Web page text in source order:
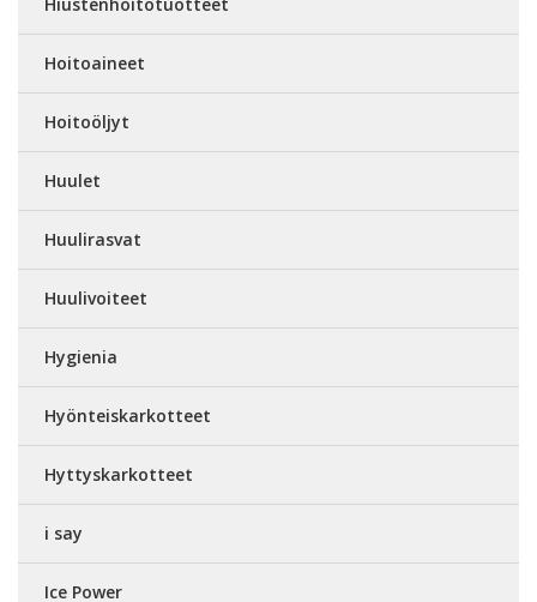
Hoitoaineet
Hoitoöljyt
Huulet
Huulirasvat
Huulivoiteet
Hygienia
Hyönteiskarkotteet
Hyttyskarkotteet
i say
Ice Power